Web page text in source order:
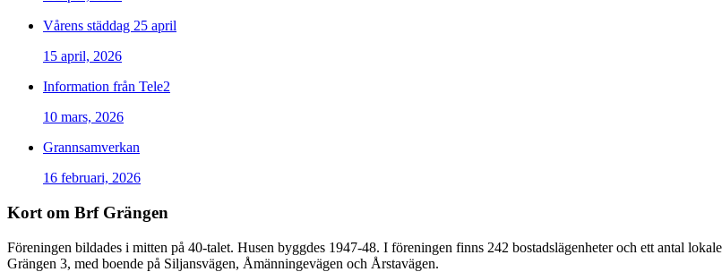
Vårens städdag 25 april
15 april, 2026
Information från Tele2
10 mars, 2026
Grannsamverkan
16 februari, 2026
Kort om Brf Grängen
Föreningen bildades i mitten på 40-talet. Husen byggdes 1947-48. I föreningen finns 242 bostadslägenheter och ett antal
Grängen 3, med boende på Siljansvägen, Åmänningevägen och Årstavägen.